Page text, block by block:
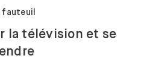
la télévision et se